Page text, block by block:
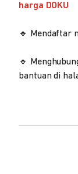
harga DOKU
🔹 Mendaftar
🔹
bantuan di